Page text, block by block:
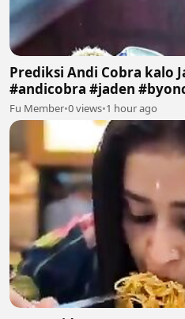
Prediksi Andi Cobra kalo
#andicobra #jaden
Fu Member•0 views•1 hour ago